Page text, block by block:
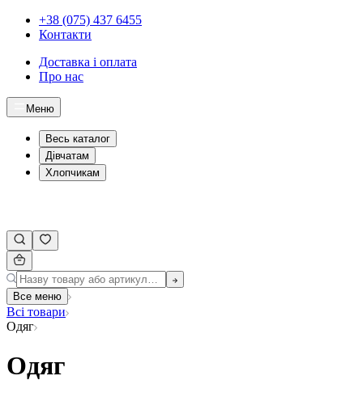
+38 (075) 437 6455
Контакти
Доставка і оплата
Про нас
Меню
Весь каталог
Дівчатам
Хлопчикам
Все меню
Всі товари
Одяг
Одяг